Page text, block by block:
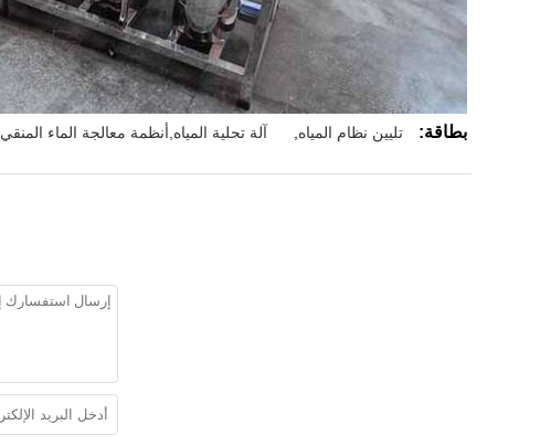
بطاقة: تليين نظام المياه آلة تحلية المياه,أنظمة معالجة الماء المنقي